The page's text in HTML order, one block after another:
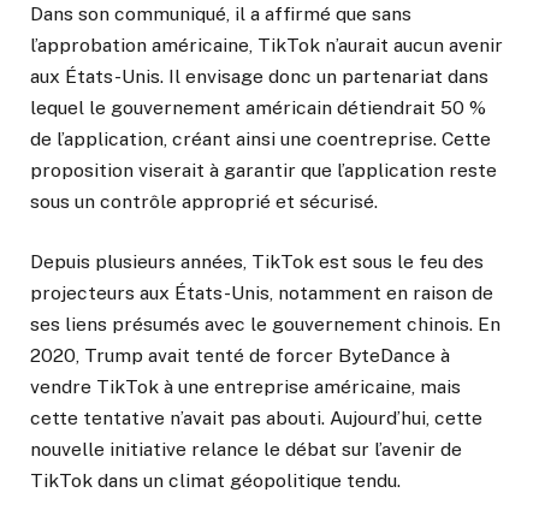
Dans son communiqué, il a affirmé que sans
l’approbation américaine, TikTok n’aurait aucun avenir
aux États-Unis. Il envisage donc un partenariat dans
lequel le gouvernement américain détiendrait 50 %
de l’application, créant ainsi une coentreprise. Cette
proposition viserait à garantir que l’application reste
sous un contrôle approprié et sécurisé.
Depuis plusieurs années, TikTok est sous le feu des
projecteurs aux États-Unis, notamment en raison de
ses liens présumés avec le gouvernement chinois. En
2020, Trump avait tenté de forcer ByteDance à
vendre TikTok à une entreprise américaine, mais
cette tentative n’avait pas abouti. Aujourd’hui, cette
nouvelle initiative relance le débat sur l’avenir de
TikTok dans un climat géopolitique tendu.